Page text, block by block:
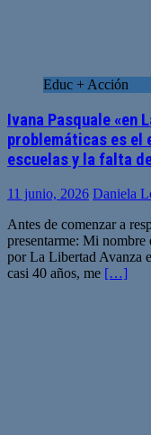
Educ + Acción
Ivana Pasquale «en
problemáticas es el
escuelas y la falta
11 junio, 2026 Daniela
Antes de comenzar a
presentarme: Mi nombre
por La Libertad Avanza
casi 40 años, me […]